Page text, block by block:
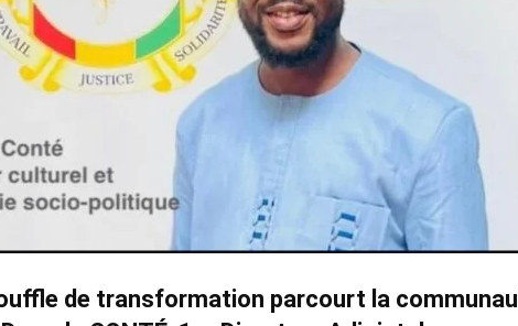
de transformation parcourt la